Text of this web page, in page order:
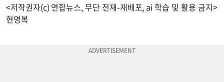
<저작권자(c) 연합뉴스, 무단 전재-재배포, ai 학습 및 활용 금지>
현영복